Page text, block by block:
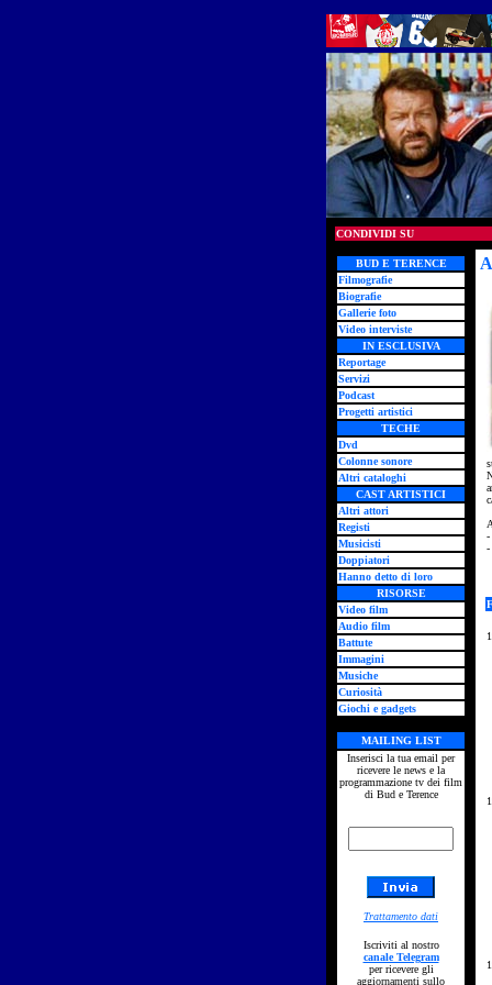
CONDIVIDI SU
BUD E TERENCE
Filmografie
Biografie
Gallerie foto
Video interviste
IN ESCLUSIVA
Reportage
Servizi
Podcast
Progetti artistici
TECHE
Dvd
Colonne sonore
Altri cataloghi
CAST ARTISTICI
Altri attori
Registi
Musicisti
Doppiatori
Hanno detto di loro
RISORSE
Video film
Audio film
Battute
Immagini
Musiche
Curiosità
Giochi e gadgets
MAILING LIST
Inserisci la tua email per
ricevere le news e la
programmazione tv dei film
di Bud e Terence
Trattamento dati
Iscriviti al nostro
canale Telegram
per ricevere gli
aggiornamenti sullo
-
-